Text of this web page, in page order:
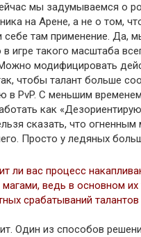
мы задумываемся о
на Арене, а не о том,
себе там применение. Да,
в игре такого масштаба
модифицировать
чтобы талант больше
в PvP. С меньшим
как
сказать, что огненным
Просто у ледяных
ли вас процесс
ведь в основном их
срабатываний талантов
Один из способов